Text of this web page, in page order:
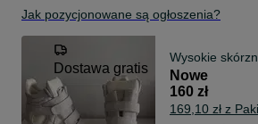
Jak pozycjonowane są ogłoszenia?
Dostawa gratis
Wysokie
Nowe
160 zł
169,10 zł z